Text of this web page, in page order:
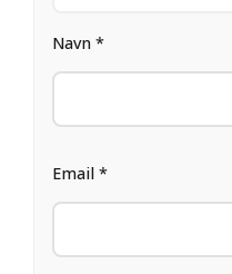
Navn *
Email *